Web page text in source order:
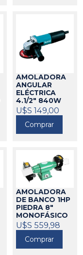
AMOLADORA
ANGULAR
ELÉCTRICA
4.1/2" 840W
MAKITA
9557HNG
MAKITA325007
U$S 149,00
Comprar
AMOLADORA
DE BANCO 1HP
PIEDRA 8"
MONOFÁSICO
BARBERO
290020
U$S 559,98
Comprar